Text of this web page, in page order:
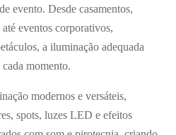
evento. Desde casamentos,
eventos corporativos,
a iluminação adequada
momento.
modernos e versáteis,
spots, luzes LED e efeitos